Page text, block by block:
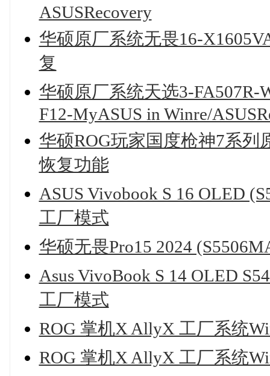
ASUSRecovery
华硕原厂系统无畏16-
复
华硕原厂系统天选3-FA507R-
F12-MyASUS in Winre/
华硕ROG玩家国度枪神7系列
恢复功能
ASUS Vivobook S 16 OLED
工厂模式
华硕无畏Pro15 2024
Asus VivoBook S 14 OLED
工厂模式
ROG 掌机X AllyX 工厂系统
ROG 掌机X AllyX 工厂系统